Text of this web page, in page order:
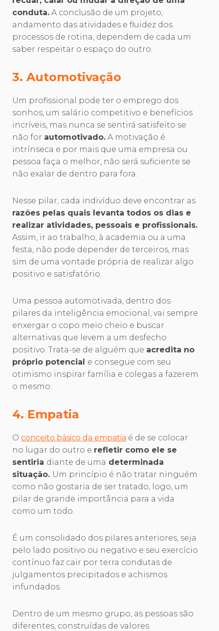
conduta. A conclusão de um projeto,
andamento das atividades e fluidez dos
processos de rotina, dependem de cada um
saber respeitar o espaço do outro.
3. Automotivação
Um profissional pode ter o emprego dos
sonhos, um salário competitivo e benefícios
incríveis, mas nunca se sentirá satisfeito se
não for automotivado. A motivação é
intrínseca e por mais que uma empresa ou
pessoa faça o melhor, não será suficiente se
não exalar de dentro para fora.
Nesse pilar, cada indivíduo deve encontrar as
razões pelas quais levanta todos os dias e
realizar atividades, pessoais e profissionais.
Assim, ir ao trabalho, à academia ou a uma
festa, não pode depender de terceiros, mas
sim de uma vontade própria de realizar algo
positivo e satisfatório.
Uma pessoa automotivada, dentro dos
pilares da inteligência emocional, vai sempre
enxergar o copo meio cheio e buscar
alternativas que levem a um desfecho
positivo. Trata-se de alguém que acredita no
próprio potencial e consegue com seu
otimismo inspirar família e colegas a fazerem
o mesmo.
4. Empatia
O conceito básico da empatia é de se colocar
no lugar do outro e refletir como ele se
sentiria diante de uma determinada
situação. Um princípio é não tratar ninguém
como não gostaria de ser tratado, logo, um
pilar de grande importância para a vida
como um todo.
É um consolidado dos pilares anteriores, seja
pelo lado positivo ou negativo e seu exercício
contínuo faz cair por terra condutas de
julgamentos precipitados e achismos
infundados.
Dentro de um mesmo grupo, as pessoas são
diferentes, construídas de valores